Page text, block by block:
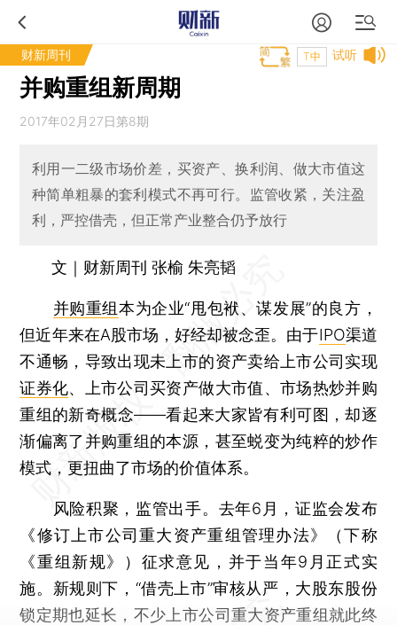
财新周刊 试听
T中
并购重组新周期
2017年02月27日第8期
利用一二级市场价差，买资产、换利润、做大市值这
种简单粗暴的套利模式不再可行。监管收紧，关注盈
利，严控借壳，但正常产业整合仍予放行
文｜财新周刊 张榆 朱亮韬
并购重组本为企业“甩包袱、谋发展”的良方，
但近年来在A股市场，好经却被念歪。由于IPO渠道
不通畅，导致出现未上市的资产卖给上市公司实现
证券化、上市公司买资产做大市值、市场热炒并购
重组的新奇概念——看起来大家皆有利可图，却逐
渐偏离了并购重组的本源，甚至蜕变为纯粹的炒作
模式，更扭曲了市场的价值体系。
风险积聚，监管出手。去年6月，证监会发布
《修订上市公司重大资产重组管理办法》（下称
《重组新规》）征求意见，并于当年9月正式实
施。新规则下，“借壳上市”审核从严，大股东股份
锁定期也延长，不少上市公司重大资产重组就此终